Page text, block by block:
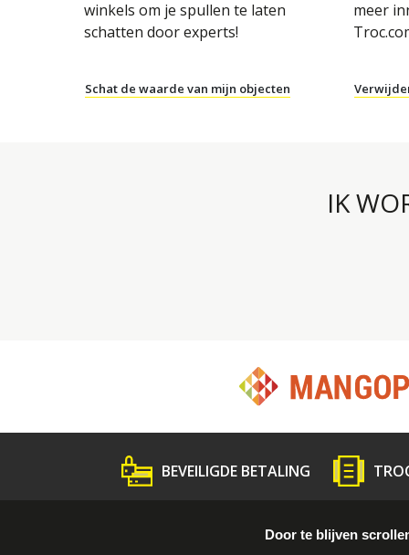
winkels om je spullen te laten
schatten door experts!
Schat de waarde van mijn objecten
meer
IK
BEVEILIGDE BETALING
Door te blijven